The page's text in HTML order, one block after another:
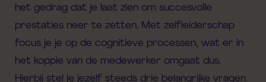
het gedrag dat je laat zien om succesvolle
prestaties neer te zetten. Met zelfleiderschap
focus je je op de cognitieve processen, wat er in
het koppie van de medewerker omgaat dus.
Hierbij stel je jezelf steeds drie belangrijke vragen